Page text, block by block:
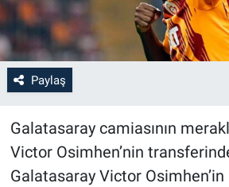
Paylaş
Galatasaray camiasının
Victor Osimhen’nin
Galatasaray Victor Osimhen’in